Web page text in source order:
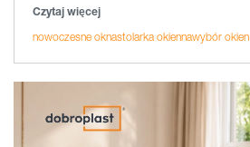
Czytaj więcej
nowoczesne oknastolarka okiennawybór okien